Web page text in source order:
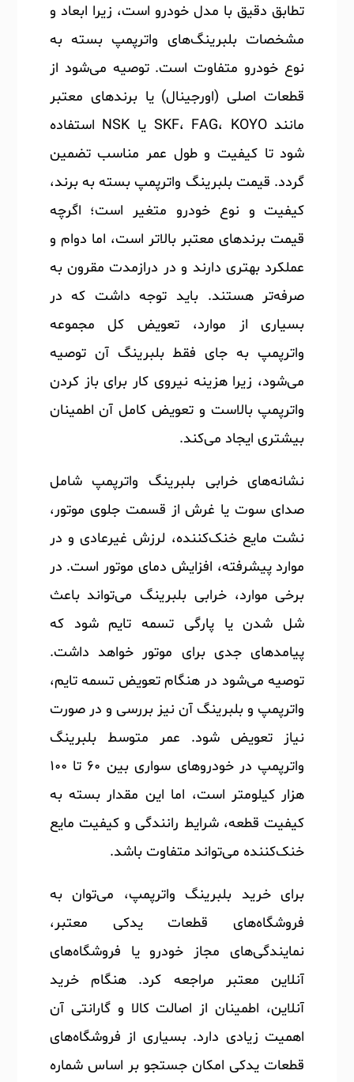
تطابق دقیق با مدل خودرو است، زیرا ابعاد و
مشخصات بلبرینگ‌های واترپمپ بسته به
نوع خودرو متفاوت است. توصیه می‌شود از
قطعات اصلی (اورجینال) یا برندهای معتبر
مانند SKF، FAG، KOYO یا NSK استفاده
شود تا کیفیت و طول عمر مناسب تضمین
گردد. قیمت بلبرینگ واترپمپ بسته به برند،
کیفیت و نوع خودرو متغیر است؛ اگرچه
قیمت برندهای معتبر بالاتر است، اما دوام و
عملکرد بهتری دارند و در درازمدت مقرون به
صرفه‌تر هستند. باید توجه داشت که در
بسیاری از موارد، تعویض کل مجموعه
واترپمپ به جای فقط بلبرینگ آن توصیه
می‌شود، زیرا هزینه نیروی کار برای باز کردن
واترپمپ بالاست و تعویض کامل آن اطمینان
بیشتری ایجاد می‌کند.
نشانه‌های خرابی بلبرینگ واترپمپ شامل
صدای سوت یا غرش از قسمت جلوی موتور،
نشت مایع خنک‌کننده، لرزش غیرعادی و در
موارد پیشرفته، افزایش دمای موتور است. در
برخی موارد، خرابی بلبرینگ می‌تواند باعث
شل شدن یا پارگی تسمه تایم شود که
پیامدهای جدی برای موتور خواهد داشت.
توصیه می‌شود در هنگام تعویض تسمه تایم،
واترپمپ و بلبرینگ آن نیز بررسی و در صورت
نیاز تعویض شود. عمر متوسط بلبرینگ
واترپمپ در خودروهای سواری بین ۶۰ تا ۱۰۰
هزار کیلومتر است، اما این مقدار بسته به
کیفیت قطعه، شرایط رانندگی و کیفیت مایع
خنک‌کننده می‌تواند متفاوت باشد.
برای خرید بلبرینگ واترپمپ، می‌توان به
فروشگاه‌های قطعات یدکی معتبر،
نمایندگی‌های مجاز خودرو یا فروشگاه‌های
آنلاین معتبر مراجعه کرد. هنگام خرید
آنلاین، اطمینان از اصالت کالا و گارانتی آن
اهمیت زیادی دارد. بسیاری از فروشگاه‌های
قطعات یدکی امکان جستجو بر اساس شماره